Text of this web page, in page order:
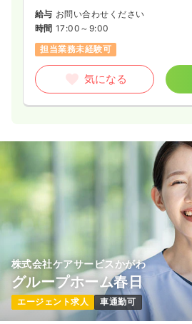
給与 お問い合わせください
時間 17:00～9:00
担当業務未経験可
気になる
株式会社ケアサービスかがわ
グループホーム春日
エージェント求人 車通勤可